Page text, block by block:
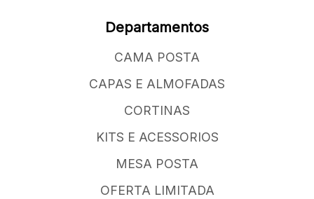
Departamentos
CAMA POSTA
CAPAS E ALMOFADAS
CORTINAS
KITS E ACESSORIOS
MESA POSTA
OFERTA LIMITADA